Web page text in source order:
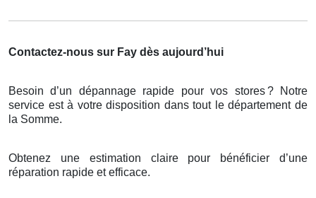
Contactez-nous sur Fay dès aujourd’hui
Besoin d’un dépannage rapide pour vos stores ? Notre
service està votre disposition dans tout le département de
la Somme.
Obtenez une estimation claire pour bénéficier d’une
réparation rapide et efficace.